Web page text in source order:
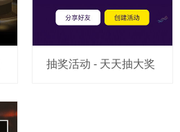
抽奖活动 - 天天抽大奖